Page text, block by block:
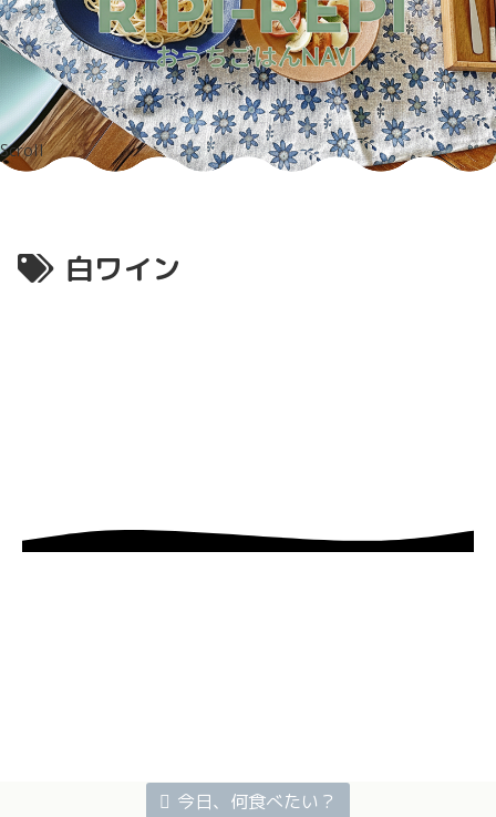
Scroll
白ワイン
今日、何食べたい？